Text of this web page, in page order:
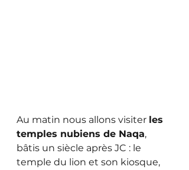
Au matin nous allons visiter les
temples nubiens de Naqa,
bâtis un siècle après JC : le
temple du lion et son kiosque,